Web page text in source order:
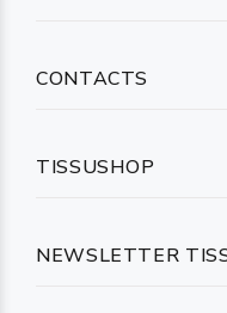
NEWSLETTER
CONTACTS
TISSUSHOP